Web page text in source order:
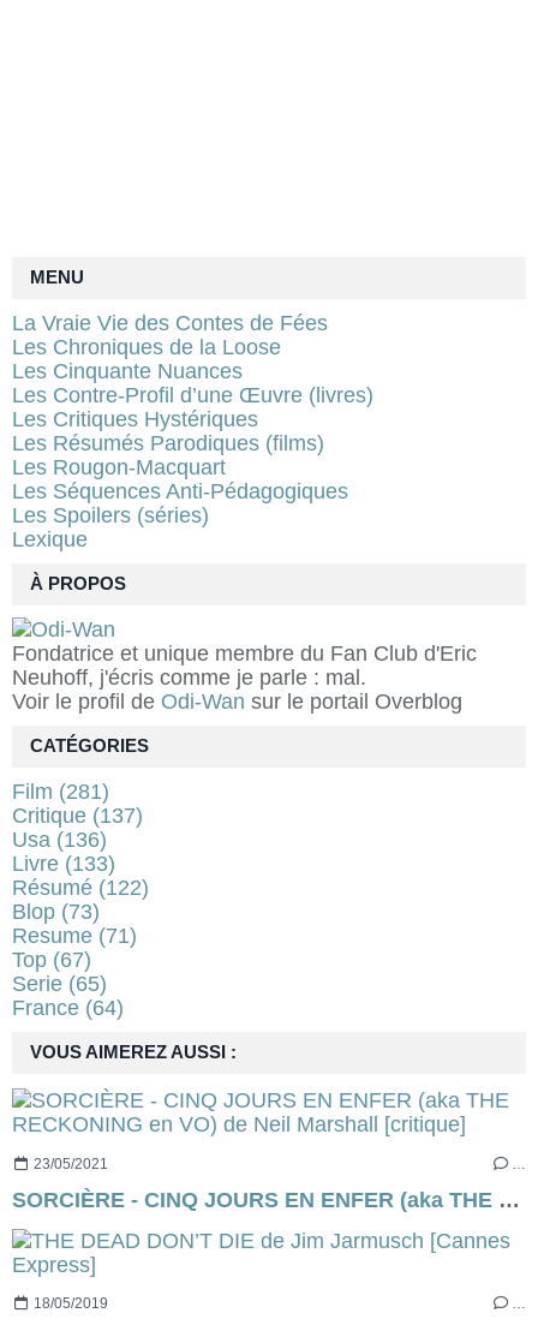
À PROPOS
Fondatrice et unique membre du Fan Club d'Eric
Neuhoff, j'écris comme je parle : mal.
Voir le profil de Odi-Wan sur le portail Overblog
VOUS AIMEREZ AUSSI :
23/05/2021
SORCIÈRE - CINQ JOURS EN ENFER (aka THE RECKONING en VO) de Neil Marshall [critique]
18/05/2019 …
MENU
La Vraie Vie des Contes de Fées
Les Chroniques de la Loose
Les Cinquante Nuances
Les Contre-Profil d’une Œuvre (livres)
Les Critiques Hystériques
Les Résumés Parodiques (films)
Les Rougon-Macquart
Les Séquences Anti-Pédagogiques
Les Spoilers (séries)
Lexique
CATÉGORIES
Film (281)
Critique (137)
Usa (136)
Livre (133)
Résumé (122)
Blop (73)
Resume (71)
Top (67)
Serie (65)
France (64)